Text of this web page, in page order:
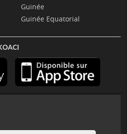
Guinée
Guinée Equatorial